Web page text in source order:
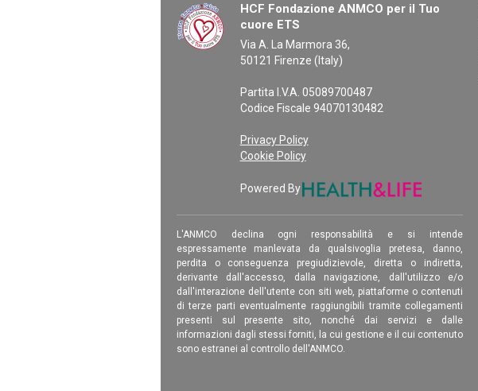
HCF Fondazione ANMCO per il Tuo
cuore ETS
Via A. La Marmora 36,
50121 Firenze (Italy)
Partita I.V.A. 05089700487
Codice Fiscale 94070130482
Privacy Policy
Cookie Policy
Powered By
L'ANMCO declina ogni responsabilità e si intende
espressamente manlevata da qualsivoglia pretesa, danno,
perdita o conseguenza pregiudizievole, diretta o indiretta,
derivante dall'accesso, dalla navigazione, dall'utilizzo e/o
dall'interazione dell'utente con siti web, piattaforme o contenuti
di terze parti eventualmente raggiungibili tramite collegamenti
presenti sul presente sito, nonché dai servizi e dalle
informazioni dagli stessi forniti, la cui gestione e il cui contenuto
sono estranei al controllo dell'ANMCO.